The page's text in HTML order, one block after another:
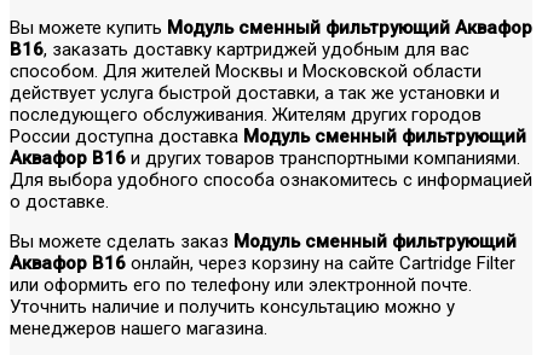
Вы можете купить Модуль сменный фильтрующий Аквафор
В16, заказать доставку картриджей удобным для вас
способом. Для жителей Москвы и Московской области
действует услуга быстрой доставки, а так же установки и
последующего обслуживания. Жителям других городов
России доступна доставка Модуль сменный фильтрующий
Аквафор В16 и других товаров транспортными компаниями.
Для выбора удобного способа ознакомитесь с информацией
о доставке.
Вы можете сделать заказ Модуль сменный фильтрующий
Аквафор В16 онлайн, через корзину на сайте Cartridge Filter
или оформить его по телефону или электронной почте.
Уточнить наличие и получить консультацию можно у
менеджеров нашего магазина.